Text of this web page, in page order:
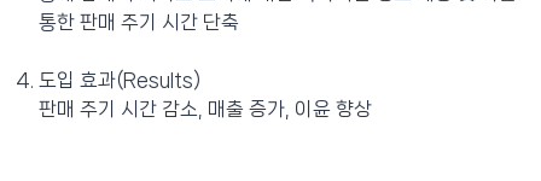
통한 판매 주기 시간 단축
도입 효과(Results)
판매 주기 시간 감소, 매출 증가, 이윤 향상